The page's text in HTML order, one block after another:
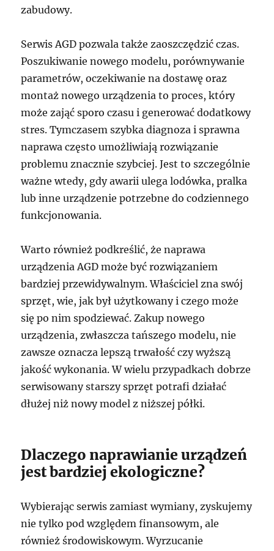
zabudowy.
Serwis AGD pozwala także zaoszczędzić czas.
Poszukiwanie nowego modelu, porównywanie
parametrów, oczekiwanie na dostawę oraz
montaż nowego urządzenia to proces, który
może zająć sporo czasu i generować dodatkowy
stres. Tymczasem szybka diagnoza i sprawna
naprawa często umożliwiają rozwiązanie
problemu znacznie szybciej. Jest to szczególnie
ważne wtedy, gdy awarii ulega lodówka, pralka
lub inne urządzenie potrzebne do codziennego
funkcjonowania.
Warto również podkreślić, że naprawa
urządzenia AGD może być rozwiązaniem
bardziej przewidywalnym. Właściciel zna swój
sprzęt, wie, jak był użytkowany i czego może
się po nim spodziewać. Zakup nowego
urządzenia, zwłaszcza tańszego modelu, nie
zawsze oznacza lepszą trwałość czy wyższą
jakość wykonania. W wielu przypadkach dobrze
serwisowany starszy sprzęt potrafi działać
dłużej niż nowy model z niższej półki.
Dlaczego naprawianie urządzeń
jest bardziej ekologiczne?
Wybierając serwis zamiast wymiany, zyskujemy
nie tylko pod względem finansowym, ale
również środowiskowym. Wyrzucanie